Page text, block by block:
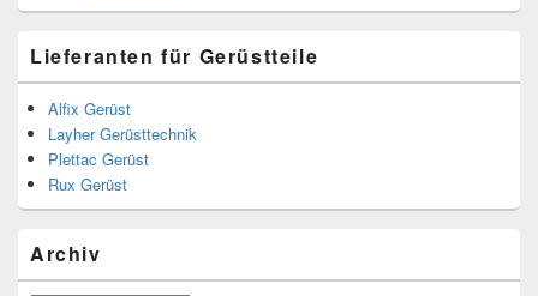
Lieferanten für Gerüstteile
Alfix Gerüst
Layher Gerüsttechnik
Plettac Gerüst
Rux Gerüst
Archiv